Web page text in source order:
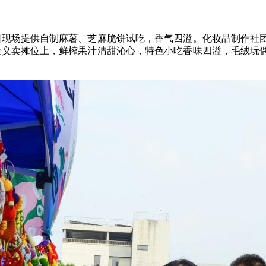
场提供自制麻薯、芝麻脆饼试吃，香气四溢。化妆品制作
卖摊位上，鲜榨果汁清甜沁心，特色小吃香味四溢，毛绒